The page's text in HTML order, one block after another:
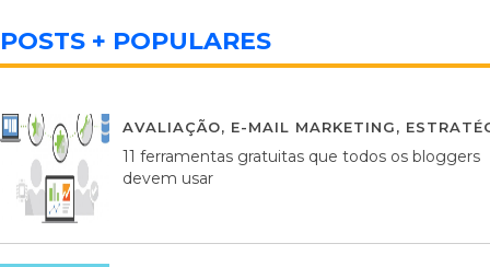
POSTS + POPULARES
AVALIAÇÃO, E-MAIL MARKETING,
11 ferramentas gratuitas que todos os bloggers
devem usar